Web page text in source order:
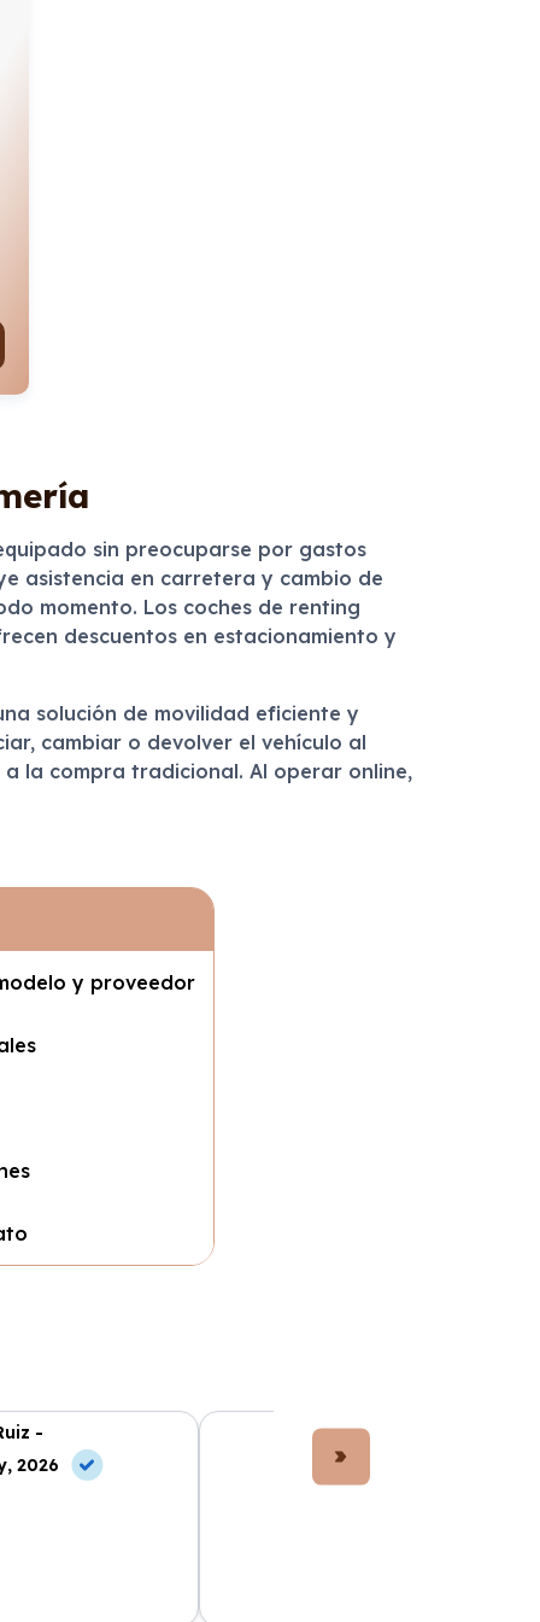
sin preocuparse por gastos
asistencia en carretera y cambio de
momento. Los coches de renting
descuentos en estacionamiento y
solución de movilidad eficiente y
cambiar o devolver el vehículo al
la compra tradicional. Al operar online,
y proveedor
-
2026
Lucía Fernández -
10 May, 2026